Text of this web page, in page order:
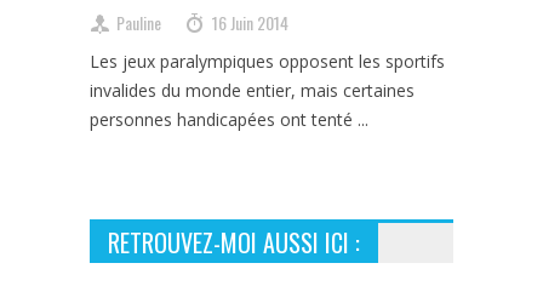
Pauline 16 Juin 2014
Les jeux paralympiques opposent les sportifs
invalides du monde entier, mais certaines
personnes handicapées ont tenté ...
RETROUVEZ-MOI AUSSI ICI :